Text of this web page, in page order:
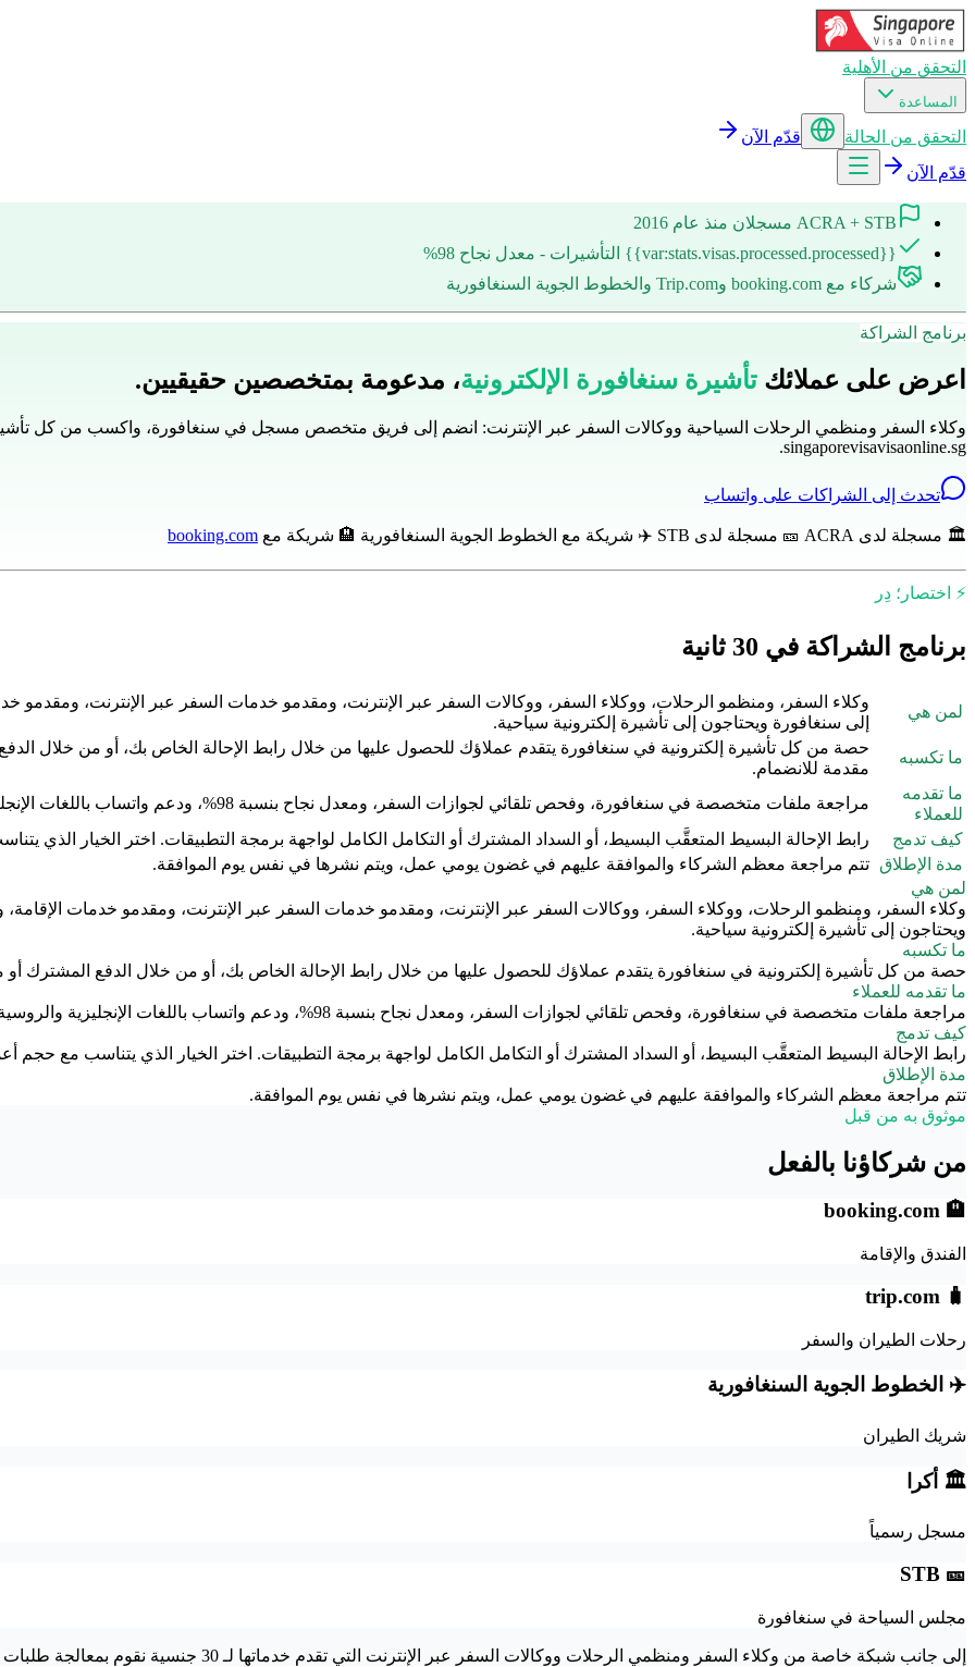
التحقق من الأهلية
المساعدة
التحقق من الحالة
قدّم الآن
قدّم الآن
ACRA + STB مسجلان منذ عام 2016
{{var:stats.visas.processed.processed}} التأشيرات - معدل نجاح 98%
شركاء مع booking.com وTrip.com والخطوط الجوية السنغافورية
برنامج الشراكة
اعرض على عملائك تأشيرة سنغافورة الإلكترونية، مدعومة بمتخصصين حقيقيين.
وكلاء السفر ومنظمي الرحلات السياحية ووكالات السفر عبر الإنترنت: انضم إلى فريق متخصص مسجل في سنغافورة، واكسب من كل تأشيرة
singaporevisavisaonline.sg.
تحدث إلى الشراكات على واتساب
🏛️ مسجلة لدى ACRA 🎫 مسجلة لدى STB ✈️ شريكة مع الخطوط الجوية السنغافورية 🏨 شريكة مع booking.com
⚡ اختصار؛ دِر
برنامج الشراكة في 30 ثانية
لمن هي
وكلاء السفر، ومنظمو الرحلات، ووكلاء السفر، ووكالات السفر عبر الإنترنت، ومقدمو خدمات السفر عبر الإنترنت، ومقدمو
إلى سنغافورة ويحتاجون إلى تأشيرة إلكترونية سياحية.
ما تكسبه
حصة من كل تأشيرة إلكترونية في سنغافورة يتقدم عملاؤك للحصول عليها من خلال رابط الإحالة الخاص بك، أو من خلال
مقدمة للانضمام.
ما تقدمه
للعملاء
مراجعة ملفات متخصصة في سنغافورة، وفحص تلقائي لجوازات السفر، ومعدل نجاح بنسبة 98%، ودعم واتساب باللغات الإنجليزية والروسية والعربية، وأسعار شاملة بالدولار الأمريكي.
كيف تدمج
رابط الإحالة البسيط المتعقَّب البسيط، أو السداد المشترك أو التكامل الكامل لواجهة برمجة التطبيقات. اختر الخيار الذي
مدة الإطلاق تتم مراجعة معظم الشركاء والموافقة عليهم في غضون يومي عمل، ويتم نشرها في نفس يوم الموافقة.
لمن هي
وكلاء السفر، ومنظمو الرحلات، ووكلاء السفر، ووكالات السفر عبر الإنترنت، ومقدمو خدمات السفر عبر الإنترنت، ومقدمو خدمات
ويحتاجون إلى تأشيرة إلكترونية سياحية.
ما تكسبه
حصة من كل تأشيرة إلكترونية في سنغافورة يتقدم عملاؤك للحصول عليها من خلال رابط الإحالة الخاص بك، أو من خلال الدفع المشترك
ما تقدمه للعملاء
مراجعة ملفات متخصصة في سنغافورة، وفحص تلقائي لجوازات السفر، ومعدل نجاح بنسبة 98%، ودعم واتساب باللغات الإنجليزية والروسية والعربية، وأسعار شاملة بالدولار الأمريكي.
كيف تدمج
رابط الإحالة البسيط المتعقَّب البسيط، أو السداد المشترك أو التكامل الكامل لواجهة برمجة التطبيقات. اختر الخيار الذي يتناسب مع حجم
مدة الإطلاق
تتم مراجعة معظم الشركاء والموافقة عليهم في غضون يومي عمل، ويتم نشرها في نفس يوم الموافقة.
موثوق به من قبل
من شركاؤنا بالفعل
🏨 booking.com
الفندق والإقامة
🧳 trip.com
رحلات الطيران والسفر
✈️ الخطوط الجوية السنغافورية
شريك الطيران
🏛️ أكرا
مسجل رسمياً
🎫 STB
مجلس السياحة في سنغافورة
إلى جانب شبكة خاصة من وكلاء السفر ومنظمي الرحلات ووكالات السفر عبر الإنترنت التي تقدم خدماتها لـ 30 جنسية نقوم بمعالجة طلبات التأشيرة الخاصة بهم.